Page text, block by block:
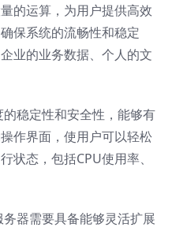
的运算，为用户提供高效
保系统的流畅性和稳定
业的业务数据、个人的文
稳定性和安全性，能够有
作界面，使用户可以轻松
态，包括CPU使用率、
器需要具备能够灵活扩展